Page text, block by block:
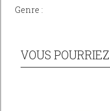
Genre :
VOUS